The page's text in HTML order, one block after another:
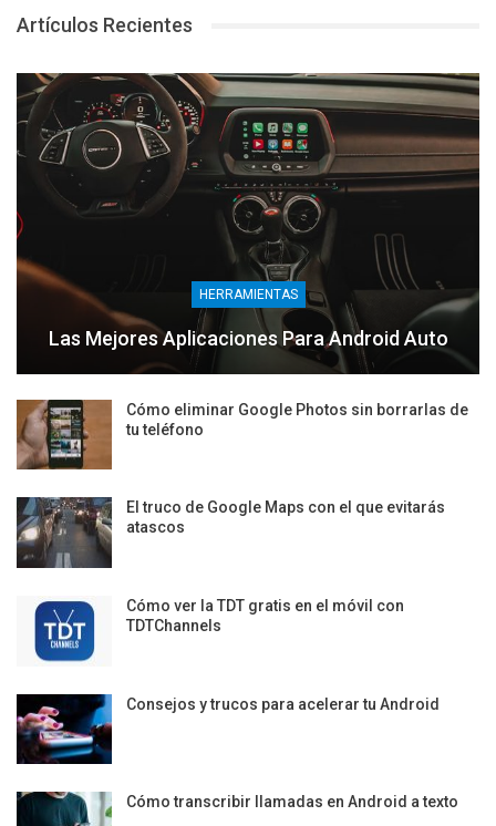
Artículos Recientes
HERRAMIENTAS
Las Mejores Aplicaciones Para Android Auto
Cómo eliminar Google Photos sin borrarlas de
tu teléfono
El truco de Google Maps con el que evitarás
atascos
Cómo ver la TDT gratis en el móvil con
TDTChannels
Consejos y trucos para acelerar tu Android
Cómo transcribir llamadas en Android a texto